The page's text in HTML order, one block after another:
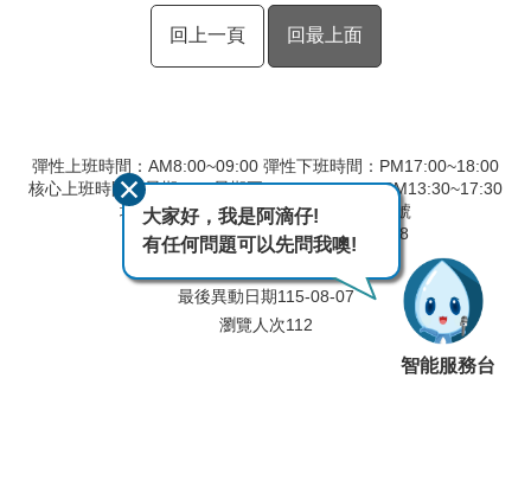
回上一頁 回最上面
彈性上班時間：AM8:00~09:00 彈性下班時間：PM17:00~18:00
核心上班時間：星期一 ~ 星期五 AM8:30~12:30 PM13:30~17:30
地址：90093屏東縣屏東市建國路291號
總機：08-7554502 傳真：08-7560148
廉政專線：08-7554506
最後異動日期115-08-07
瀏覽人次112
大家好，我是阿滴仔!
有任何問題可以先問我噢!
智能服務台